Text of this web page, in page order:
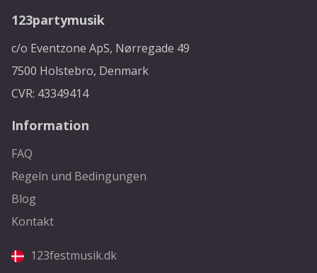
123partymusik
c/o Eventzone ApS, Nørregade 49
7500 Holstebro, Denmark
CVR: 43349414
Information
FAQ
Regeln und Bedingungen
Blog
Kontakt
123festmusik.dk